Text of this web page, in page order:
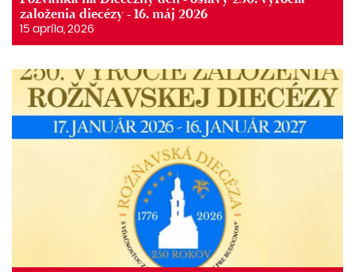
založenia diecézy - 16. máj 2026
15 apríla, 2026